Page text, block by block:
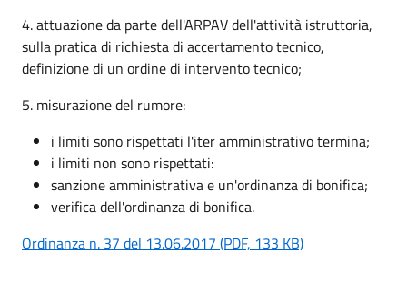
4. attuazione da parte dell'ARPAV dell'attività istruttoria,
sulla pratica di richiesta di accertamento tecnico,
definizione di un ordine di intervento tecnico;
5. misurazione del rumore:
i limiti sono rispettati l'iter amministrativo termina;
i limiti non sono rispettati:
sanzione amministrativa e un'ordinanza di bonifica;
verifica dell'ordinanza di bonifica.
Ordinanza n. 37 del 13.06.2017 (PDF, 133 KB)